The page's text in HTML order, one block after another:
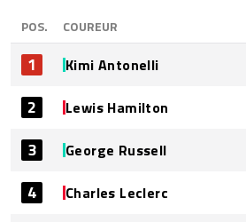
POS. COUREUR
1 Kimi Antonelli
2 Lewis Hamilton
3 George Russell
4 Charles Leclerc